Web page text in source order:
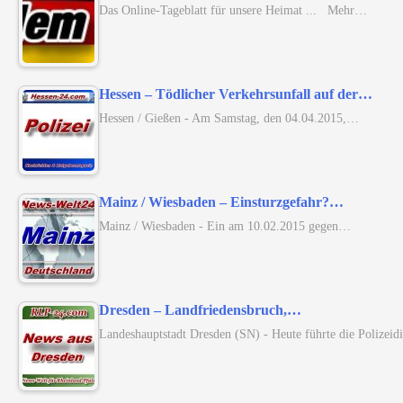
Das Online-Tageblatt für unsere Heimat ... Mehr…
Hessen – Tödlicher Verkehrsunfall auf der…
Hessen / Gießen - Am Samstag, den 04.04.2015,…
Mainz / Wiesbaden – Einsturzgefahr?…
Mainz / Wiesbaden - Ein am 10.02.2015 gegen…
Dresden – Landfriedensbruch,…
Landeshauptstadt Dresden (SN) - Heute führte die